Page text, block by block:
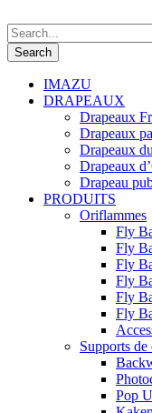
IMAZU
DRAPEAUX
Drapeaux
Drapeaux
Drapeaux
Drapeaux
Drapeau
PRODUITS
Oriflammes
Fly
Fly
Fly
Fly
Fly
Fly
Supports
Pop